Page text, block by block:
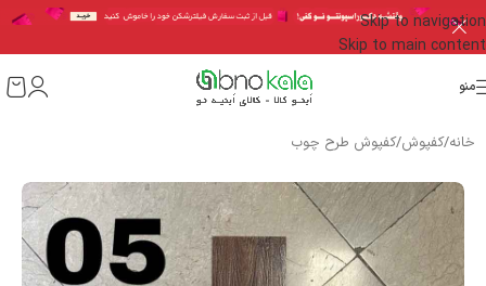
Skip to navigation
Skip to main content
منو
خانه/کفپوش/کفپوش طرح چوب